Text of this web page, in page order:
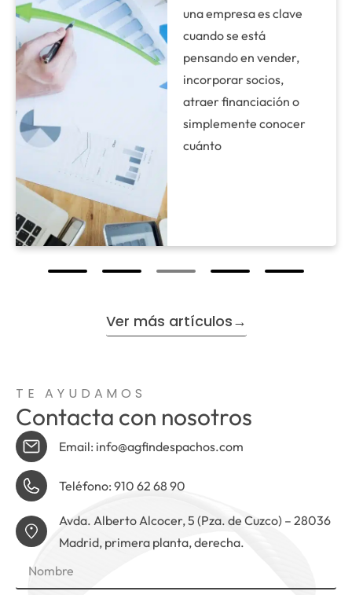
una empresa es clave
cuando se está
pensando en vender,
incorporar socios,
atraer financiación o
simplemente conocer
cuánto
Ver más artículos→
TE AYUDAMOS
Contacta con nosotros
Email: info@agfindespachos.com
Teléfono: 910 62 68 90
Avda. Alberto Alcocer, 5 (Pza. de Cuzco) – 28036
Madrid, primera planta, derecha.